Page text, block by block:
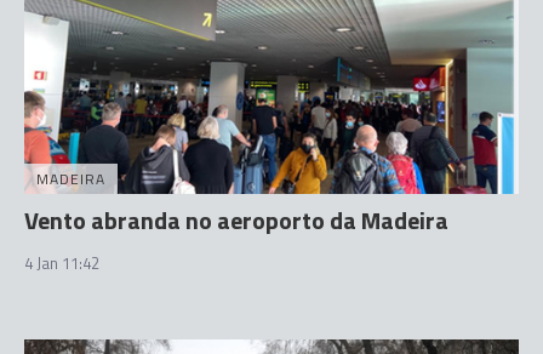
MADEIRA
Vento abranda no aeroporto da Madeira
4 Jan 11:42